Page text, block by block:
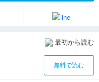
最初から読む
無料で読む